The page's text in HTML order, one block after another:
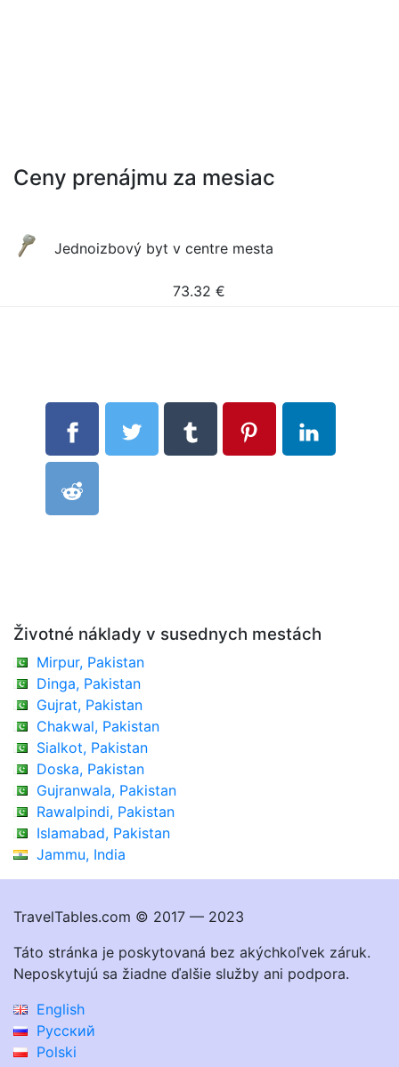
Ceny prenájmu za mesiac
Jednoizbový byt v centre mesta
73.32 €
Životné náklady v susednych mestách
Mirpur, Pakistan
Dinga, Pakistan
Gujrat, Pakistan
Chakwal, Pakistan
Sialkot, Pakistan
Doska, Pakistan
Gujranwala, Pakistan
Rawalpindi, Pakistan
Islamabad, Pakistan
Jammu, India
TravelTables.com © 2017 — 2023
Táto stránka je poskytovaná bez akýchkoľvek záruk.
Neposkytujú sa žiadne ďalšie služby ani podpora.
English
Русский
Polski